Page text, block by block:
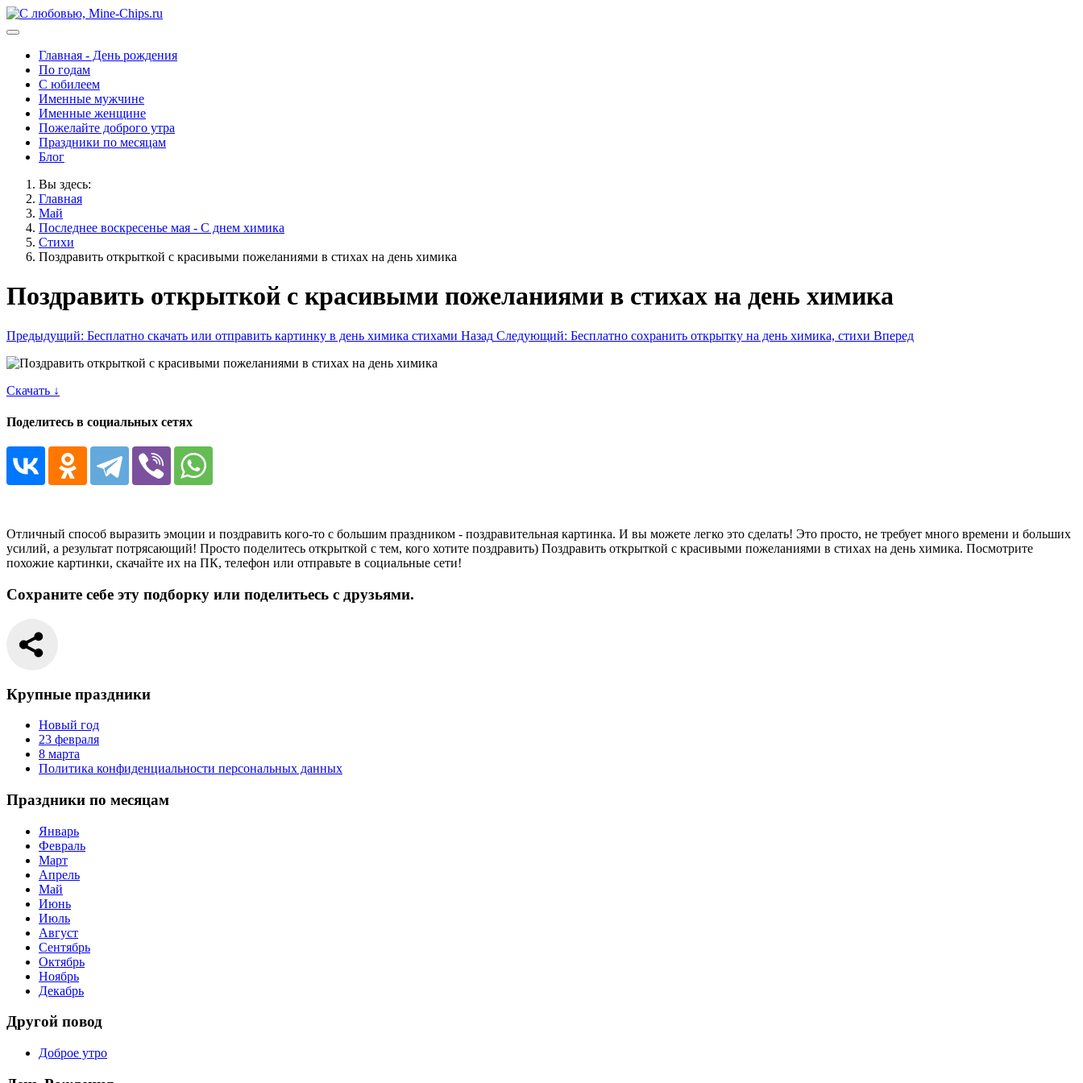
Главная - День рождения
По годам
С юбилеем
Именные мужчине
Именные женщине
Пожелайте доброго утра
Праздники по месяцам
Блог
Вы здесь:
Главная
Май
Последнее воскресенье мая - С днем химика
Стихи
Поздравить открыткой с красивыми пожеланиями в стихах на день химика
Поздравить открыткой с красивыми пожеланиями в стихах на день химика
Предыдущий: Бесплатно скачать или отправить картинку в день химика стихами Назад Следующий: Бесплатно сохранить открытку на день химика, стихи Вперед
Скачать ↓
Поделитесь в социальных сетях
Отличный способ выразить эмоции и поздравить кого-то с большим праздником - поздравительная картинка. И вы можете легко это сделать! Это просто, не требует много времени и больших
усилий, а результат потрясающий! Просто поделитесь открыткой с тем, кого хотите поздравить) Поздравить открыткой с красивыми пожеланиями в стихах на день химика. Посмотрите
похожие картинки, скачайте их на ПК, телефон или отправьте в социальные сети!
Сохраните себе эту подборку или поделитьесь с друзьями.
Крупные праздники
Новый год
23 февраля
8 марта
Политика конфиденциальности персональных данных
Праздники по месяцам
Январь
Февраль
Март
Апрель
Май
Июнь
Июль
Август
Сентябрь
Октябрь
Ноябрь
Декабрь
Другой повод
Доброе утро